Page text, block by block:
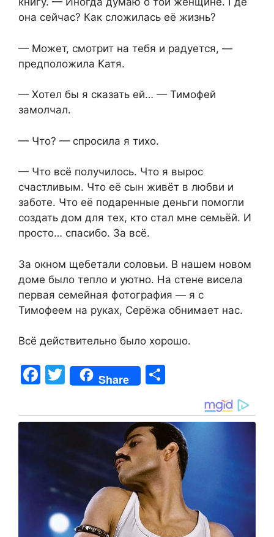
она сейчас? Как сложилась её жизнь?
— Может, смотрит на тебя и радуется, —
предположила Катя.
— Хотел бы я сказать ей… — Тимофей
замолчал.
— Что? — спросила я тихо.
— Что всё получилось. Что я вырос
счастливым. Что её сын живёт в любви и
заботе. Что её подаренные деньги помогли
создать дом для тех, кто стал мне семьёй. И
просто… спасибо. За всё.
За окном щебетали соловьи. В нашем новом
доме было тепло и уютно. На стене висела
первая семейная фотография — я с
Тимофеем на руках, Серёжа обнимает нас.
Всё действительно было хорошо.
F
c
o
o
k
T
w
itt
Share
ar
e